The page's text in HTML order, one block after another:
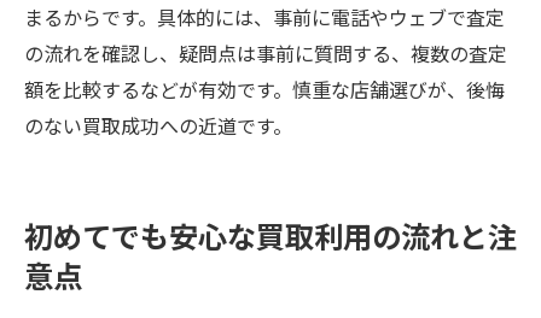
まるからです。具体的には、事前に電話やウェブで査定
の流れを確認し、疑問点は事前に質問する、複数の査定
額を比較するなどが有効です。慎重な店舗選びが、後悔
のない買取成功への近道です。
初めてでも安心な買取利用の流れと注
意点